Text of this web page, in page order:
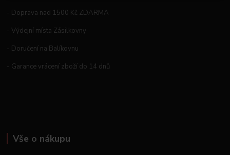
- Doprava nad 1500 Kč ZDARMA
- Výdejní místa Zásilkovny
- Doručení na Balíkovnu
- Garance vrácení zboží do 14 dnů
Vše o nákupu